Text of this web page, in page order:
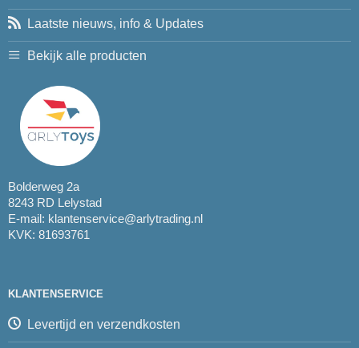
Laatste nieuws, info & Updates
Bekijk alle producten
Bolderweg 2a
8243 RD Lelystad
E-mail: klantenservice@arlytrading.nl
KVK: 81693761
KLANTENSERVICE
Levertijd en verzendkosten